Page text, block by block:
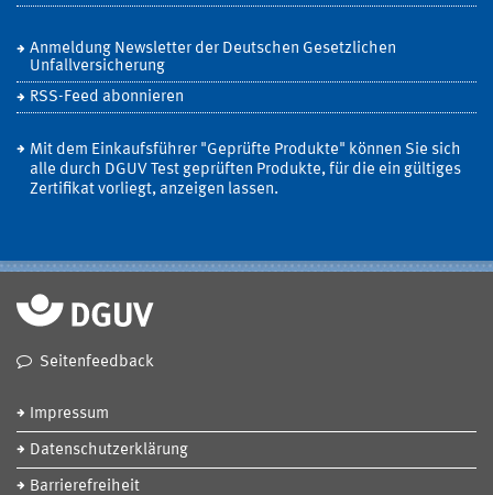
Anmeldung Newsletter der Deutschen Gesetzlichen
Unfallversicherung
RSS-Feed abonnieren
Mit dem Einkaufsführer "Geprüfte Produkte" können Sie sich
alle durch DGUV Test geprüften Produkte, für die ein gültiges
Zertifikat vorliegt, anzeigen lassen.
Seitenfeedback
Impressum
Datenschutzerklärung
Barrierefreiheit